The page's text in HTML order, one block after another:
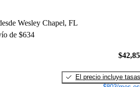
Wesley Chapel, FL
de $634
El precio incluye tasas